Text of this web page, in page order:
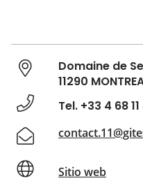
Domaine de
11290
Tel. +33 4 68
Sitio web